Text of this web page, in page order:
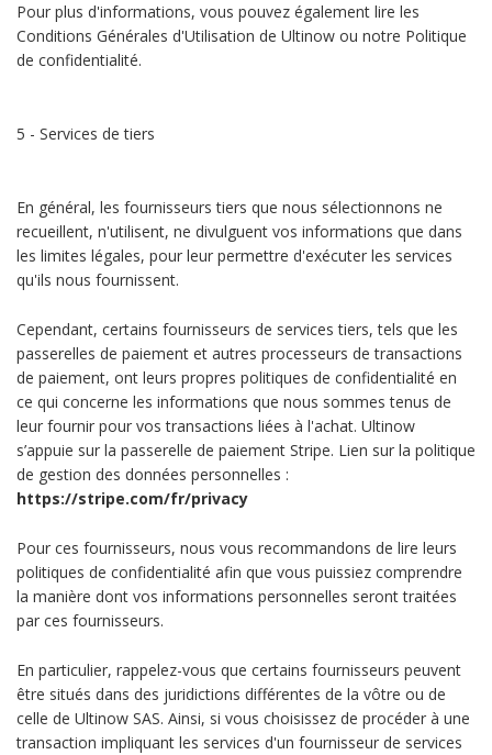
Pour plus d'informations, vous pouvez également lire les
Conditions Générales d'Utilisation de Ultinow ou notre Politique
de confidentialité.
5 - Services de tiers
En général, les fournisseurs tiers que nous sélectionnons ne
recueillent, n'utilisent, ne divulguent vos informations que dans
les limites légales, pour leur permettre d'exécuter les services
qu'ils nous fournissent.
Cependant, certains fournisseurs de services tiers, tels que les
passerelles de paiement et autres processeurs de transactions
de paiement, ont leurs propres politiques de confidentialité en
ce qui concerne les informations que nous sommes tenus de
leur fournir pour vos transactions liées à l'achat. Ultinow
s’appuie sur la passerelle de paiement Stripe. Lien sur la politique
de gestion des données personnelles :
https://stripe.com/fr/privacy
Pour ces fournisseurs, nous vous recommandons de lire leurs
politiques de confidentialité afin que vous puissiez comprendre
la manière dont vos informations personnelles seront traitées
par ces fournisseurs.
En particulier, rappelez-vous que certains fournisseurs peuvent
être situés dans des juridictions différentes de la vôtre ou de
celle de Ultinow SAS. Ainsi, si vous choisissez de procéder à une
transaction impliquant les services d'un fournisseur de services